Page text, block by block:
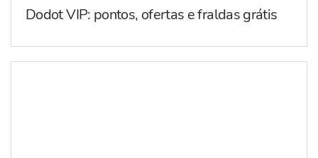
Dodot VIP: pontos, ofertas e fraldas grátis